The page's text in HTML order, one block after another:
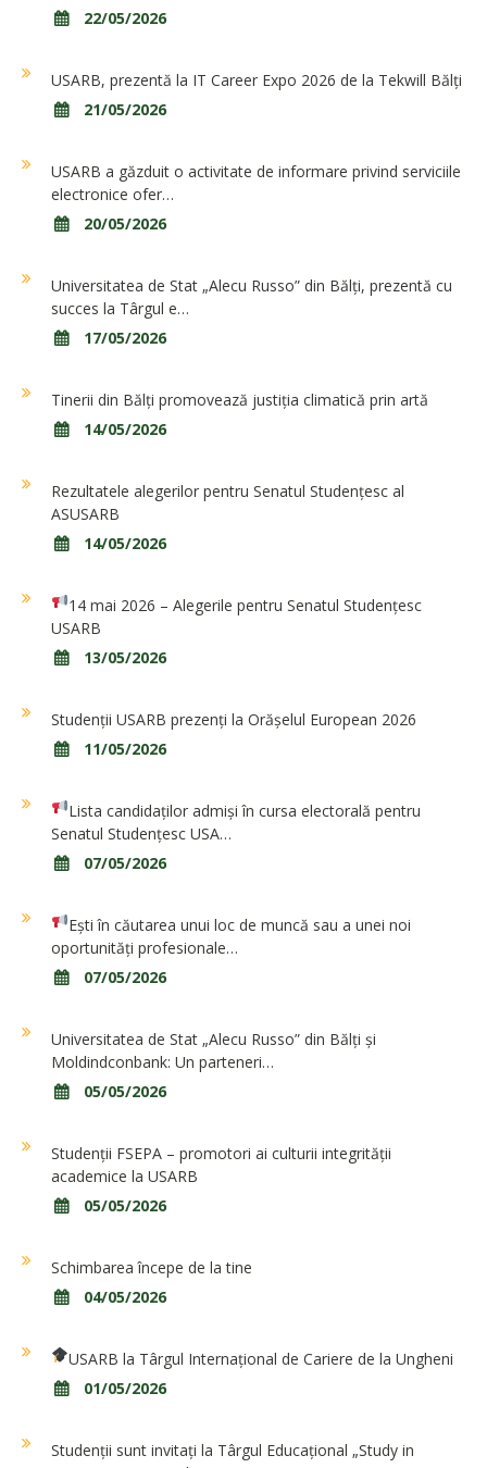
22/05/2026
USARB, prezentă la IT Career Expo 2026 de la Tekwill Bălți
21/05/2026
USARB a găzduit o activitate de informare privind serviciile
electronice ofer…
20/05/2026
Universitatea de Stat „Alecu Russo” din Bălți, prezentă cu
succes la Târgul e…
17/05/2026
Tinerii din Bălți promovează justiția climatică prin artă
14/05/2026
Rezultatele alegerilor pentru Senatul Studențesc al
ASUSARB
14/05/2026
14 mai 2026 – Alegerile pentru Senatul Studențesc
USARB
13/05/2026
Studenții USARB prezenți la Orășelul European 2026
11/05/2026
Lista candidaților admiși în cursa electorală pentru
Senatul Studențesc USA…
07/05/2026
Ești în căutarea unui loc de muncă sau a unei noi
oportunități profesionale…
07/05/2026
Universitatea de Stat „Alecu Russo” din Bălți și
Moldindconbank: Un parteneri…
05/05/2026
Studenții FSEPA – promotori ai culturii integrității
academice la USARB
05/05/2026
Schimbarea începe de la tine
04/05/2026
USARB la Târgul Internațional de Cariere de la Ungheni
01/05/2026
Studenții sunt invitați la Târgul Educațional „Study in